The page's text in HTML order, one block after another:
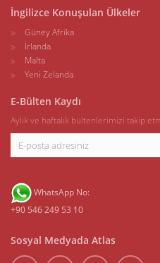
İngilizce Konuşulan Ülkeler
Güney Afrika
İrlanda
Malta
Yeni Zelanda
E-Bülten Kaydı
Aylık ve haftalık bültenlerimizi takip
WhatsApp No:
+90 546 249 53 10
Sosyal Medyada Atlas